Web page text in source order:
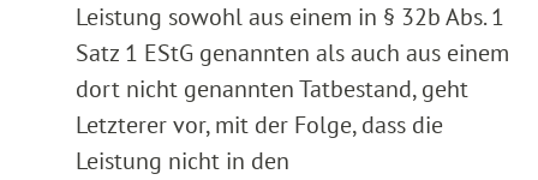
Leistung sowohl aus einem in § 32b Abs. 1
Satz 1 EStG genannten als auch aus einem
dort nicht genannten Tatbestand, geht
Letzterer vor, mit der Folge, dass die
Leistung nicht in den